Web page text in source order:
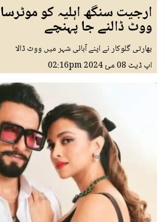
ارجیت سنگھ اہلیہ کو
ووٹ ڈالنے جا پہنچے
بھارتی گلوکار نے اپنے آبائی شہر میں ووٹ ڈالا
اپ ڈیٹ 08 مئ 2024 02:16pm